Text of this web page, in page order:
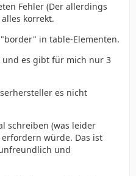
Fehler (Der allerdings
korrekt.
in table-Elementen.
und es gibt für mich nur 3
es nicht
schreiben (was leider
würde. Das ist
und